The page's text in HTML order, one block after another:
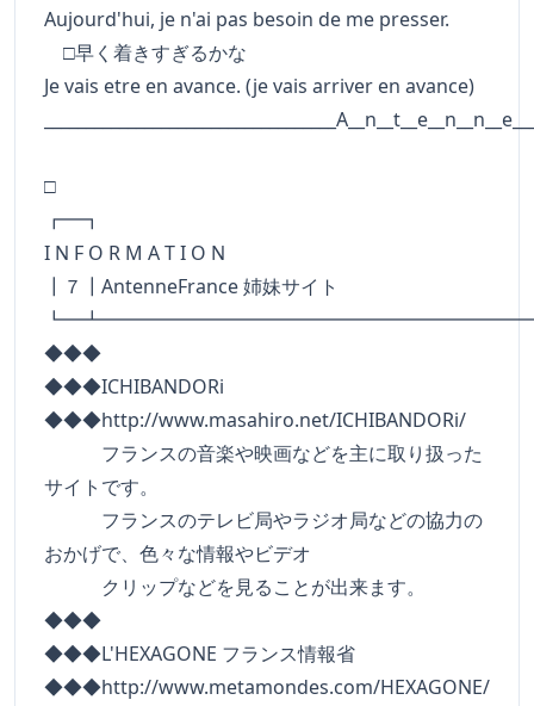
Aujourd'hui, je n'ai pas besoin de me presser.
□早く着きすぎるかな
Je vais etre en avance. (je vais arriver en avance)
□
I N F O R M A T I O N
┃７┃AntenneFrance 姉妹サイト
◆◆◆
◆◆◆ICHIBANDORi
◆◆◆http://www.masahiro.net/ICHIBANDORi/
フランスの音楽や映画などを主に取り扱った
サイトです。
フランスのテレビ局やラジオ局などの協力の
おかげで、色々な情報やビデオ
クリップなどを見ることが出来ます。
◆◆◆
◆◆◆L'HEXAGONE フランス情報省
◆◆◆http://www.metamondes.com/HEXAGONE/